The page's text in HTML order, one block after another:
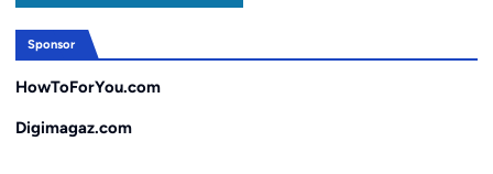
Sponsor
HowToForYou.com
Digimagaz.com